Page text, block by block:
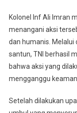
Kolonel Inf Ali Imran
menangani aksi
dan humanis. Melalui
santun, TNI berhasil
bahwa aksi yang
mengganggu
Setelah dilakukan